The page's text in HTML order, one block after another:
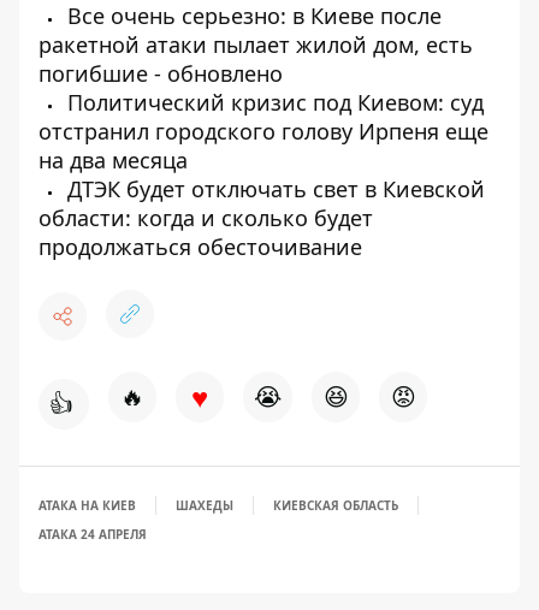
Все очень серьезно: в Киеве после
ракетной атаки пылает жилой дом, есть
погибшие - обновлено
Политический кризис под Киевом: суд
отстранил городского голову Ирпеня еще
на два месяца
ДТЭК будет отключать свет в Киевской
области: когда и сколько будет
продолжаться обесточивание
👍 🔥 ♥ 😭 😆 😡
АТАКА НА КИЕВ ШАХЕДЫ
КИЕВСКАЯ ОБЛАСТЬ
АТАКА 24 АПРЕЛЯ